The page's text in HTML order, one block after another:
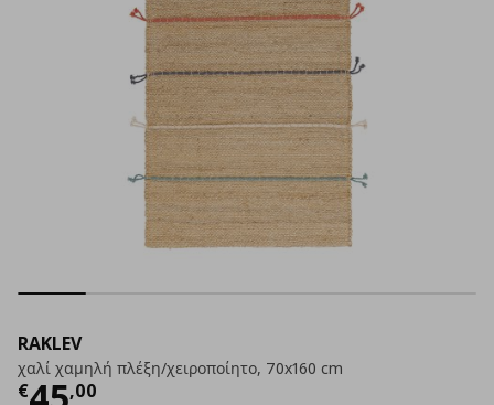
RAKLEV
χαλί χαμηλή πλέξη/χειροποίητο, 70x160 cm
€ ,00